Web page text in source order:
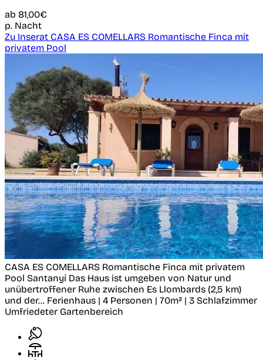
ab 81,00€
p. Nacht
Zu Inserat CASA ES COMELLARS Romantische Finca mit
privatem Pool
CASA ES COMELLARS Romantische Finca mit privatem
Pool Santanyí Das Haus ist umgeben von Natur und
unübertroffener Ruhe zwischen Es Llombards (2,5 km)
und der... Ferienhaus | 4 Personen | 70m² | 3 Schlafzimmer
Umfriedeter Gartenbereich